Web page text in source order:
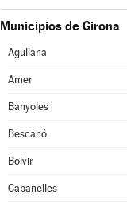
Municipios de Girona
Agullana
Amer
Banyoles
Bescanó
Bolvir
Cabanelles